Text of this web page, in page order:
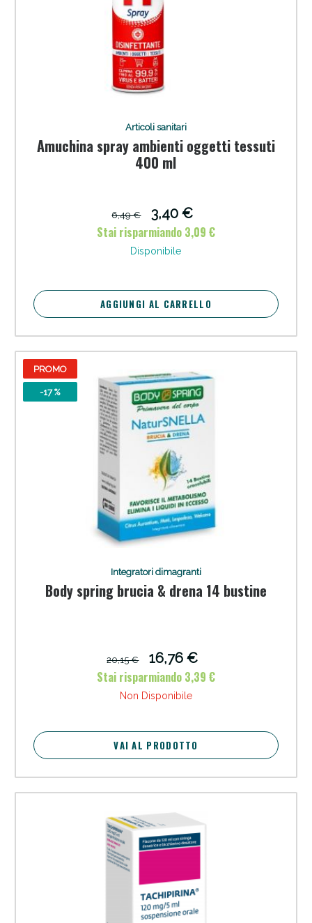
Articoli sanitari
Amuchina spray ambienti oggetti tessuti
400 ml
6,49 €
3,40 €
Stai risparmiando 3,09 €
Disponibile
AGGIUNGI AL CARRELLO
PROMO
-17 %
Integratori dimagranti
Body spring brucia & drena 14 bustine
20,15 €
16,76 €
Stai risparmiando 3,39 €
Non Disponibile
VAI AL PRODOTTO